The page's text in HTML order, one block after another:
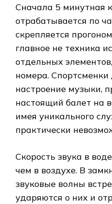
Сначала 5 минутная
отрабатывается по
скрепляется
главное не техника
отдельных
номера.
настроение музыки,
настоящий балет на
имея уникального
практически
Скорость звука в
чем в воздухе. В
звуковые волны
ударяются о них и